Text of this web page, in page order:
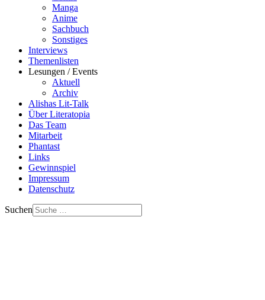
Manga
Anime
Sachbuch
Sonstiges
Interviews
Themenlisten
Lesungen / Events
Aktuell
Archiv
Alishas Lit-Talk
Über Literatopia
Das Team
Mitarbeit
Phantast
Links
Gewinnspiel
Impressum
Datenschutz
Suchen